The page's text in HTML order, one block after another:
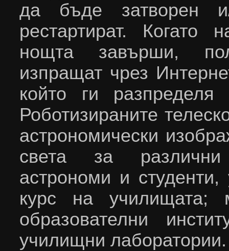
да бъде затворен
рестартират. Когато
нощта завърши,
изпращат чрез
който ги разпределя
Роботизираните
астрономически
света за различни
астрономи и
курс на училищата;
образователни
училищни лаборатории.